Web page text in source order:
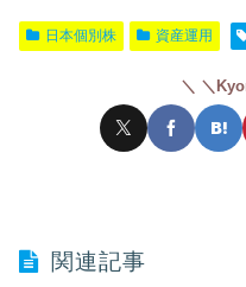
e
er
et
日本個別株 資産運用
＼
関連記事